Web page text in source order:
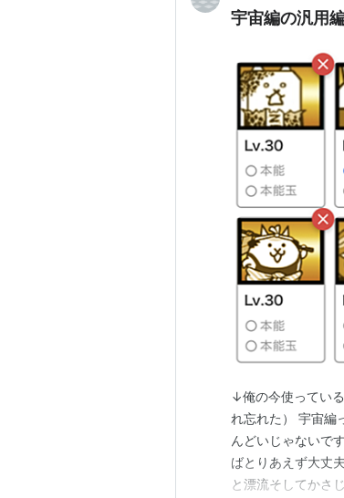
宇宙編の汎用
↓俺の今使ってい
れ忘れた） 宇宙編
んどいじゃないで
ばとりあえず大丈
と漂流そしてかさ